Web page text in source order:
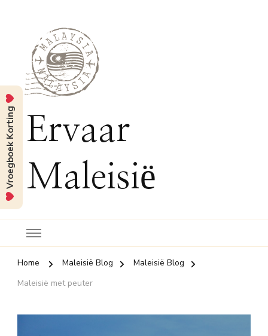
Ervaar
Maleisië
Home Maleisië Blog
Maleisië Blog
Maleisië met peuter
Vroegboek Korting